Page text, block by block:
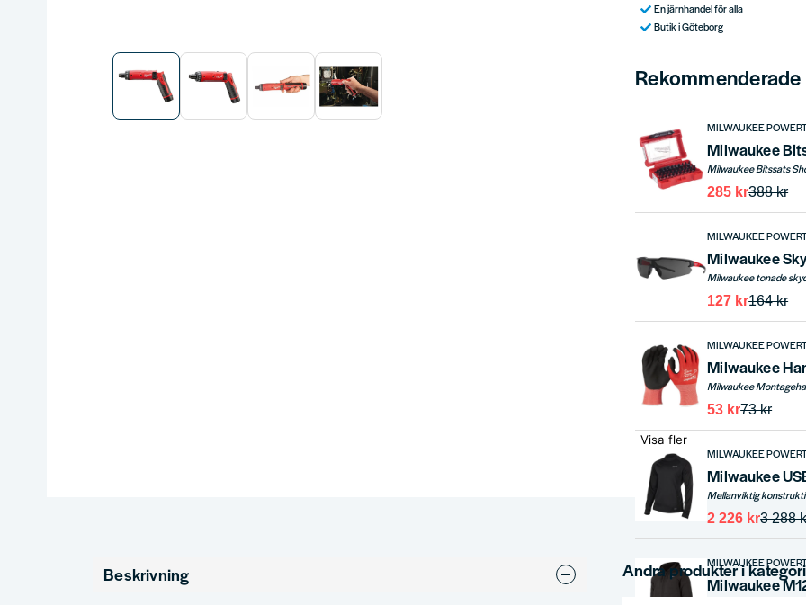
En järnhandel för alla
Butik i Göteborg
MILWAUKEE
Milwaukee
388 kr
285 kr
MILWAUKEE
Milwaukee
164 kr
127 kr
MILWAUKEE
Milwaukee
73 kr
53 kr
MILWAUKEE
3 288
2 226 kr
MILWAUKEE
Visa fler
Beskrivning Andra produkter i